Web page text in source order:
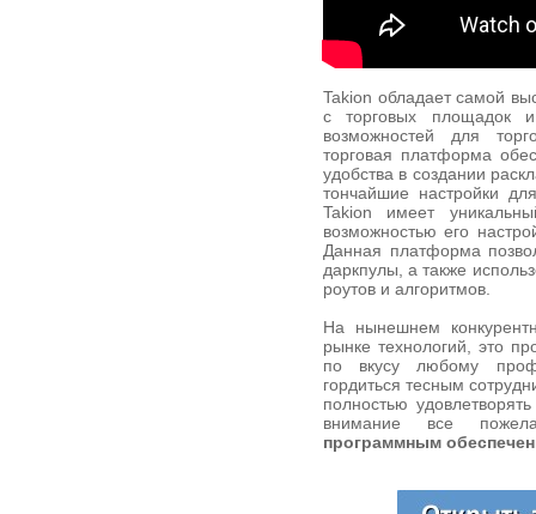
Takion обладает самой
с торговых площадок
возможностей для
торговая платформа
удобства в создании
тончайшие настройки
Takion имеет
возможностью его
Данная платформа
даркпулы, а также
роутов и алгоритмов.
На нынешнем
рынке технологий, это
по вкусу любому
гордиться тесным
полностью
внимание все
программным